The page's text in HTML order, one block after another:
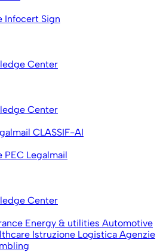
Infocert Sign
Center
Center
CLASSIF-AI
PEC Legalmail
Center
Energy & utilities Automotive
Istruzione Logistica Agenzie